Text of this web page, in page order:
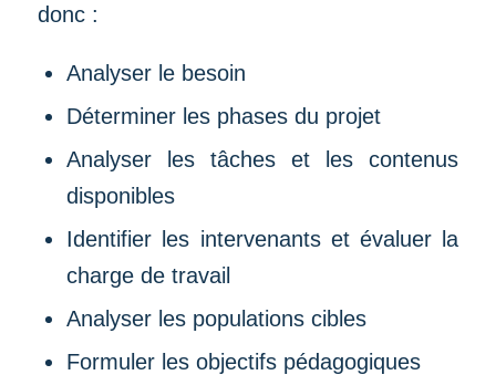
donc :
Analyser le besoin
Déterminer les phases du projet
Analyser les tâches et les contenus
disponibles
Identifier les intervenants et évaluer la
charge de travail
Analyser les populations cibles
Formuler les objectifs pédagogiques